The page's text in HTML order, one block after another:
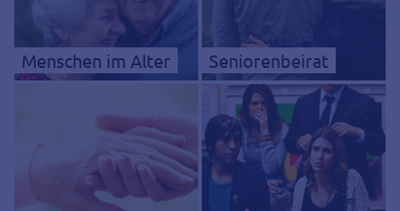
Menschen im Alter Seniorenbeirat